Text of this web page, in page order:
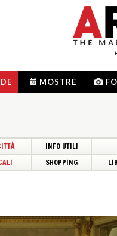
MOSTRE
INFO UTILI
SHOPPING